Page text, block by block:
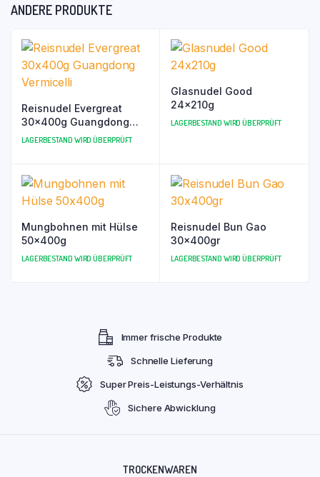
ANDERE PRODUKTE
Reisnudel Evergreat
30x400g Guangdong
Vermicelli
LAGERBESTAND WIRD ÜBERPRÜFT
Glasnudel Good
24x210g
LAGERBESTAND WIRD ÜBERPRÜFT
Mungbohnen mit Hülse
50x400g
LAGERBESTAND WIRD ÜBERPRÜFT
Reisnudel Bun Gao
30x400gr
LAGERBESTAND WIRD ÜBERPRÜFT
Immer frische Produkte
Schnelle Lieferung
Super Preis-Leistungs-Verhältnis
Sichere Abwicklung
TROCKENWAREN